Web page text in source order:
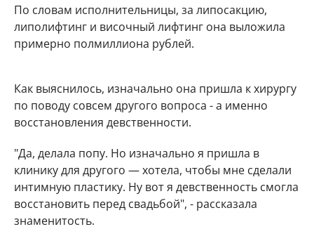
По словам исполнительницы, за липосакцию,
липолифтинг и височный лифтинг она выложила
примерно полмиллиона рублей.
Как выяснилось, изначально она пришла к хирургу
по поводу совсем другого вопроса - а именно
восстановления девственности.
"Да, делала попу. Но изначально я пришла в
клинику для другого — хотела, чтобы мне сделали
интимную пластику. Ну вот я девственность смогла
восстановить перед свадьбой", - рассказала
знаменитость.